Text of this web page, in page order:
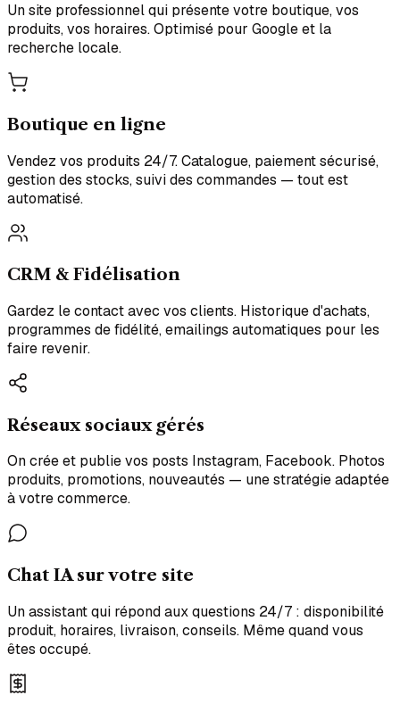
Un site professionnel qui présente votre boutique, vos
produits, vos horaires. Optimisé pour Google et la
recherche locale.
Boutique en ligne
Vendez vos produits 24/7. Catalogue, paiement sécurisé,
gestion des stocks, suivi des commandes — tout est
automatisé.
CRM & Fidélisation
Gardez le contact avec vos clients. Historique d'achats,
programmes de fidélité, emailings automatiques pour les
faire revenir.
Réseaux sociaux gérés
On crée et publie vos posts Instagram, Facebook. Photos
produits, promotions, nouveautés — une stratégie adaptée
à votre commerce.
Chat IA sur votre site
Un assistant qui répond aux questions 24/7 : disponibilité
produit, horaires, livraison, conseils. Même quand vous
êtes occupé.